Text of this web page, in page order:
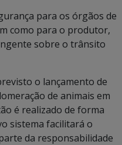
para os órgãos de
como para o produtor,
sobre o trânsito
o lançamento de
de animais em
é realizado de forma
sistema facilitará o
da responsabilidade